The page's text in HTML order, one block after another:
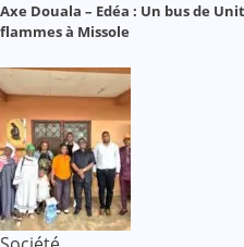
Axe Douala – Edéa : Un bus de
flammes à Missole